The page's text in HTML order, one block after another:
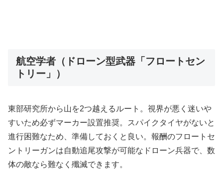
航空学者（ドローン型武器「フロートセン
トリー」）
東部研究所から山を2つ越えるルート。視界が悪く迷いや
すいため必ずマーカー設置推奨。スパイクタイヤがないと
進行困難なため、準備しておくと良い。報酬のフロートセ
ントリーガンは自動追尾攻撃が可能なドローン兵器で、数
体の敵なら難なく殲滅できます。